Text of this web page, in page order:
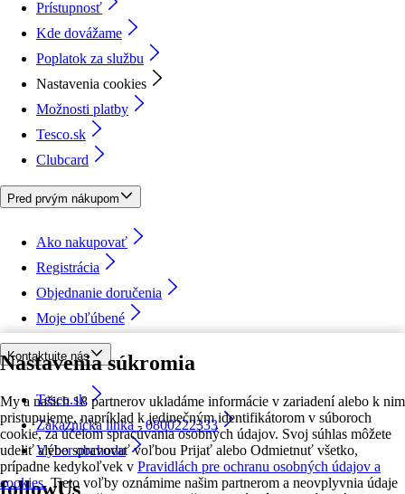
Nastavenia súkromia
My a našich 18 partnerov ukladáme informácie v zariadení alebo k nim
pristupujeme, napríklad k jedinečným identifikátorom v súboroch
cookie, za účelom spracúvania osobných údajov. Svoj súhlas môžete
udeliť alebo spravovať voľbou Prijať alebo Odmietnuť všetko,
prípadne kedykoľvek v Pravidlách pre ochranu osobných údajov a
cookies. Tieto voľby oznámime našim partnerom a neovplyvnia údaje
Prístupnosť
Kde dovážame
Poplatok za službu
Nastavenia cookies
Možnosti platby
Tesco.sk
Clubcard
Pred prvým nákupom
Ako nakupovať
Registrácia
Objednanie doručenia
Moje obľúbené
Kontaktujte nás
Tesco.sk
Zákaznícka linka - 0800222333
Výber obchodu
followUs